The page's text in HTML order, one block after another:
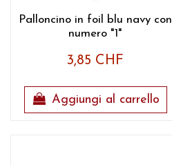
Palloncino in foil blu navy con
numero "1"
3,85 CHF
Aggiungi al carrello